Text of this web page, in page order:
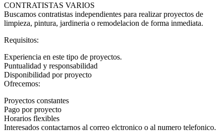
CONTRATISTAS VARIOS
Buscamos contratistas independientes para realizar proyectos de
limpieza, pintura, jardineria o remodelacion de forma inmediata.
Requisitos:
Experiencia en este tipo de proyectos.
Puntualidad y responsabilidad
Disponibilidad por proyecto
Ofrecemos:
Proyectos constantes
Pago por proyecto
Horarios flexibles
Interesados contactarnos al correo elctronico o al numero telefonico.